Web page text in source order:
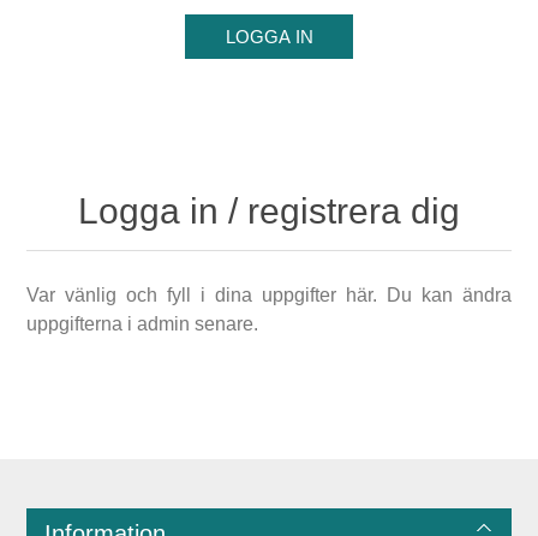
Logga in / registrera dig
Var vänlig och fyll i dina uppgifter här. Du kan ändra
uppgifterna i admin senare.